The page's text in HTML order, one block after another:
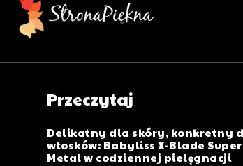
Przeczytaj
Delikatny dla skóry, konkretny
włosków: Babyliss X-Blade Super
Metal w codziennej pielęgnacji